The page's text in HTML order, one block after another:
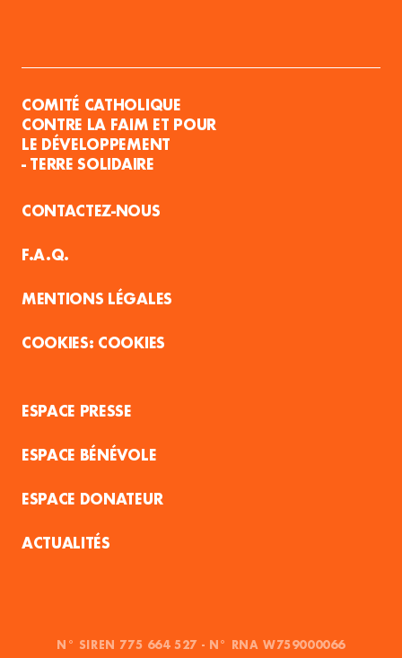
COMITÉ CATHOLIQUE
CONTRE LA FAIM ET POUR
LE DÉVELOPPEMENT
- TERRE SOLIDAIRE
CONTACTEZ-NOUS
F.A.Q.
MENTIONS LÉGALES
COOKIES
ESPACE PRESSE
ESPACE BÉNÉVOLE
ESPACE DONATEUR
ACTUALITÉS
N° SIREN 775 664 527 - N° RNA W759000066